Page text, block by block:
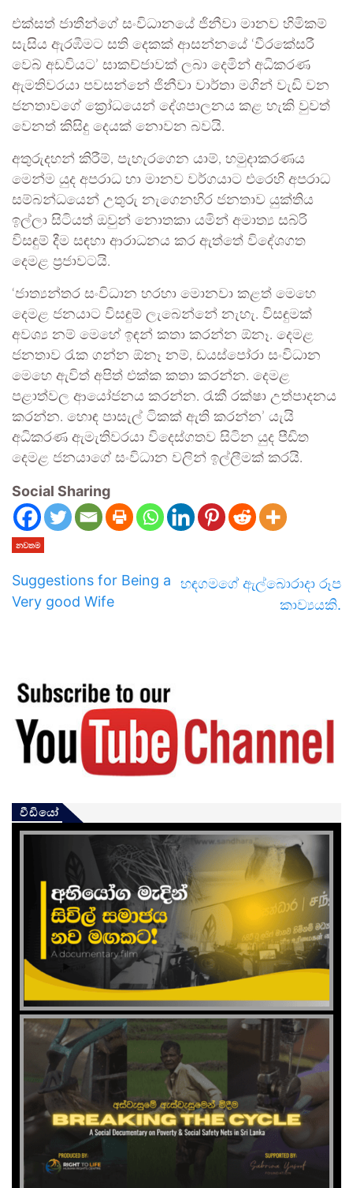
එක්සත් ජාතීන්ගේ සංවිධානයේ ජිනීවා මානව හිමිකම්
සැසිය ඇරඹීමට සති දෙකක් ආසන්නයේ ‘වීරකේසරී
වෙබ් අඩවියට’ සාකච්ජාවක් ලබා දෙමින් අධිකරණ
ඇමතිවරයා පවසන්නේ ජිනීවා වාර්තා මගින් වැඩි වන
ජනතාවගේ ක්‍රෝධයෙන් දේශපාලනය කළ හැකි වුවත්
වෙනත් කිසිදු දෙයක් නොවන බවයි.
අතුරුදහන් කිරීම්, පැහැරගෙන යාම්, හමුදාකරණය
මෙන්ම යුද අපරාධ හා මානව වර්ගයාට එරෙහි අපරාධ
සම්බන්ධයෙන් උතුරු නැගෙනහිර ජනතාව යුක්තිය
ඉල්ලා සිටියත් ඔවුන් නොතකා යමින් අමාත්‍ය සබ්රි
විසඳුම් දීම සඳහා ආරාධනය කර ඇත්තේ විදේශගත
දෙමළ ප්‍රජාවටයි.
‘ජාත්‍යන්තර සංවිධාන හරහා මොනවා කළත් මෙහෙ
දෙමළ ජනයාට විසඳුම් ලැබෙන්නේ නැහැ. විසඳුමක්
අවශ්‍ය නම් මෙහේ ඉඳන් කතා කරන්න ඕනෑ. දෙමළ
ජනතාව රැක ගන්න ඕනෑ නම්, ඩයස්පෝරා සංවිධාන
මෙහෙ ඇවිත් අපිත් එක්ක කතා කරන්න. දෙමළ
පළාත්වල ආයෝජනය කරන්න. රැකී රක්ෂා උත්පාදනය
කරන්න. හොඳ පාසැල් ටිකක් ඇති කරන්න’ යැයි
අධිකරණ ඇමැතිවරයා විදෙස්ගතව සිටින යුද පීඩිත
දෙමළ ජනයාගේ සංවිධාන වලින් ඉල්ලීමක් කරයි.
Social Sharing
නවතම
Suggestions for Being a
Very good Wife
හඳගමගේ ඇල්බොරාදා රූප
කාව්‍යයකි.
වීඩියෝ